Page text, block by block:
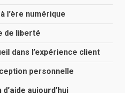
l’ère numérique
de liberté
dans l’expérience client
personnelle
aujourd’hui